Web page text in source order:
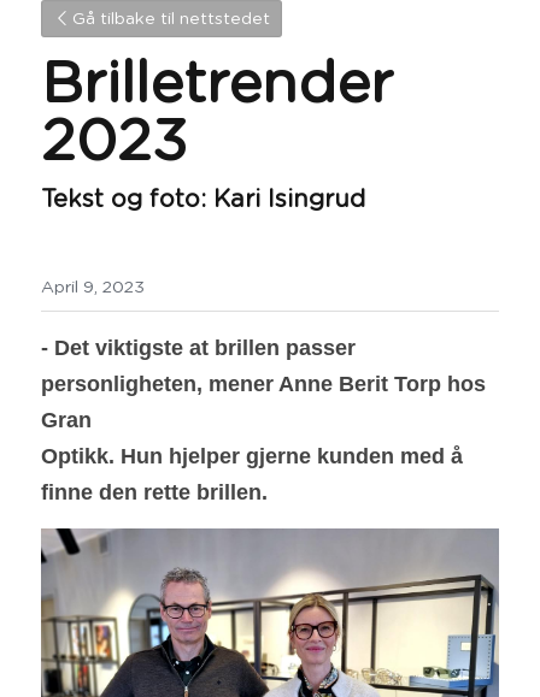
Gå tilbake til nettstedet
Brilletrender
2023
Tekst og foto: Kari Isingrud
April 9, 2023
- Det viktigste at brillen passer
personligheten, mener Anne Berit Torp hos
Gran
Optikk. Hun hjelper gjerne kunden med å
finne den rette brillen.